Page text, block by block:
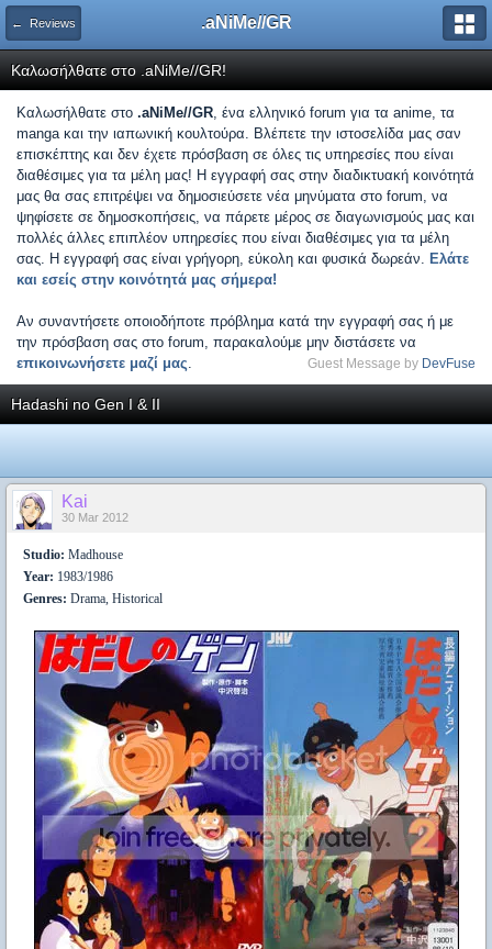
← Reviews .aNiMe//GR
Καλωσήλθατε στο .aNiMe//GR!
Καλωσήλθατε στο .aNiMe//GR, ένα ελληνικό forum για τα anime, τα
manga και την ιαπωνική κουλτούρα. Βλέπετε την ιστοσελίδα μας σαν
επισκέπτης και δεν έχετε πρόσβαση σε όλες τις υπηρεσίες που είναι
διαθέσιμες για τα μέλη μας! Η εγγραφή σας στην διαδικτυακή κοινότητά
μας θα σας επιτρέψει να δημοσιεύσετε νέα μηνύματα στο forum, να
ψηφίσετε σε δημοσκοπήσεις, να πάρετε μέρος σε διαγωνισμούς μας και
πολλές άλλες επιπλέον υπηρεσίες που είναι διαθέσιμες για τα μέλη
σας. Η εγγραφή σας είναι γρήγορη, εύκολη και φυσικά δωρεάν. Ελάτε
και εσείς στην κοινότητά μας σήμερα!
Αν συναντήσετε οποιοδήποτε πρόβλημα κατά την εγγραφή σας ή με
την πρόσβαση σας στο forum, παρακαλούμε μην διστάσετε να
επικοινωνήσετε μαζί μας. Guest Message by DevFuse
Hadashi no Gen I & II
Kai
30 Mar 2012
Studio: Madhouse
Year: 1983/1986
Genres: Drama, Historical